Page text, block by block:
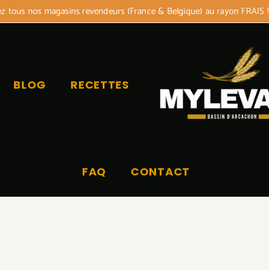
tous nos magasins revendeurs (France & Belgique) au rayon FRAIS !
BLOG RECETTES
FAQ CONTACT